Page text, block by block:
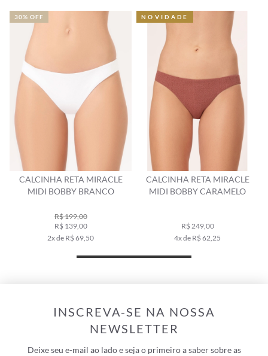
CALCINHA RETA MIRACLE
MIDI BOBBY BRANCO
R$ 199,00
R$ 139,00
2x de R$ 69,50
30% OFF
CALCINHA RETA MIRACLE
MIDI BOBBY CARAMELO
R$ 249,00
4x de R$ 62,25
NOVIDADE
INSCREVA-SE NA NOSSA
NEWSLETTER
Deixe seu e-mail ao lado e seja o primeiro a saber sobre as